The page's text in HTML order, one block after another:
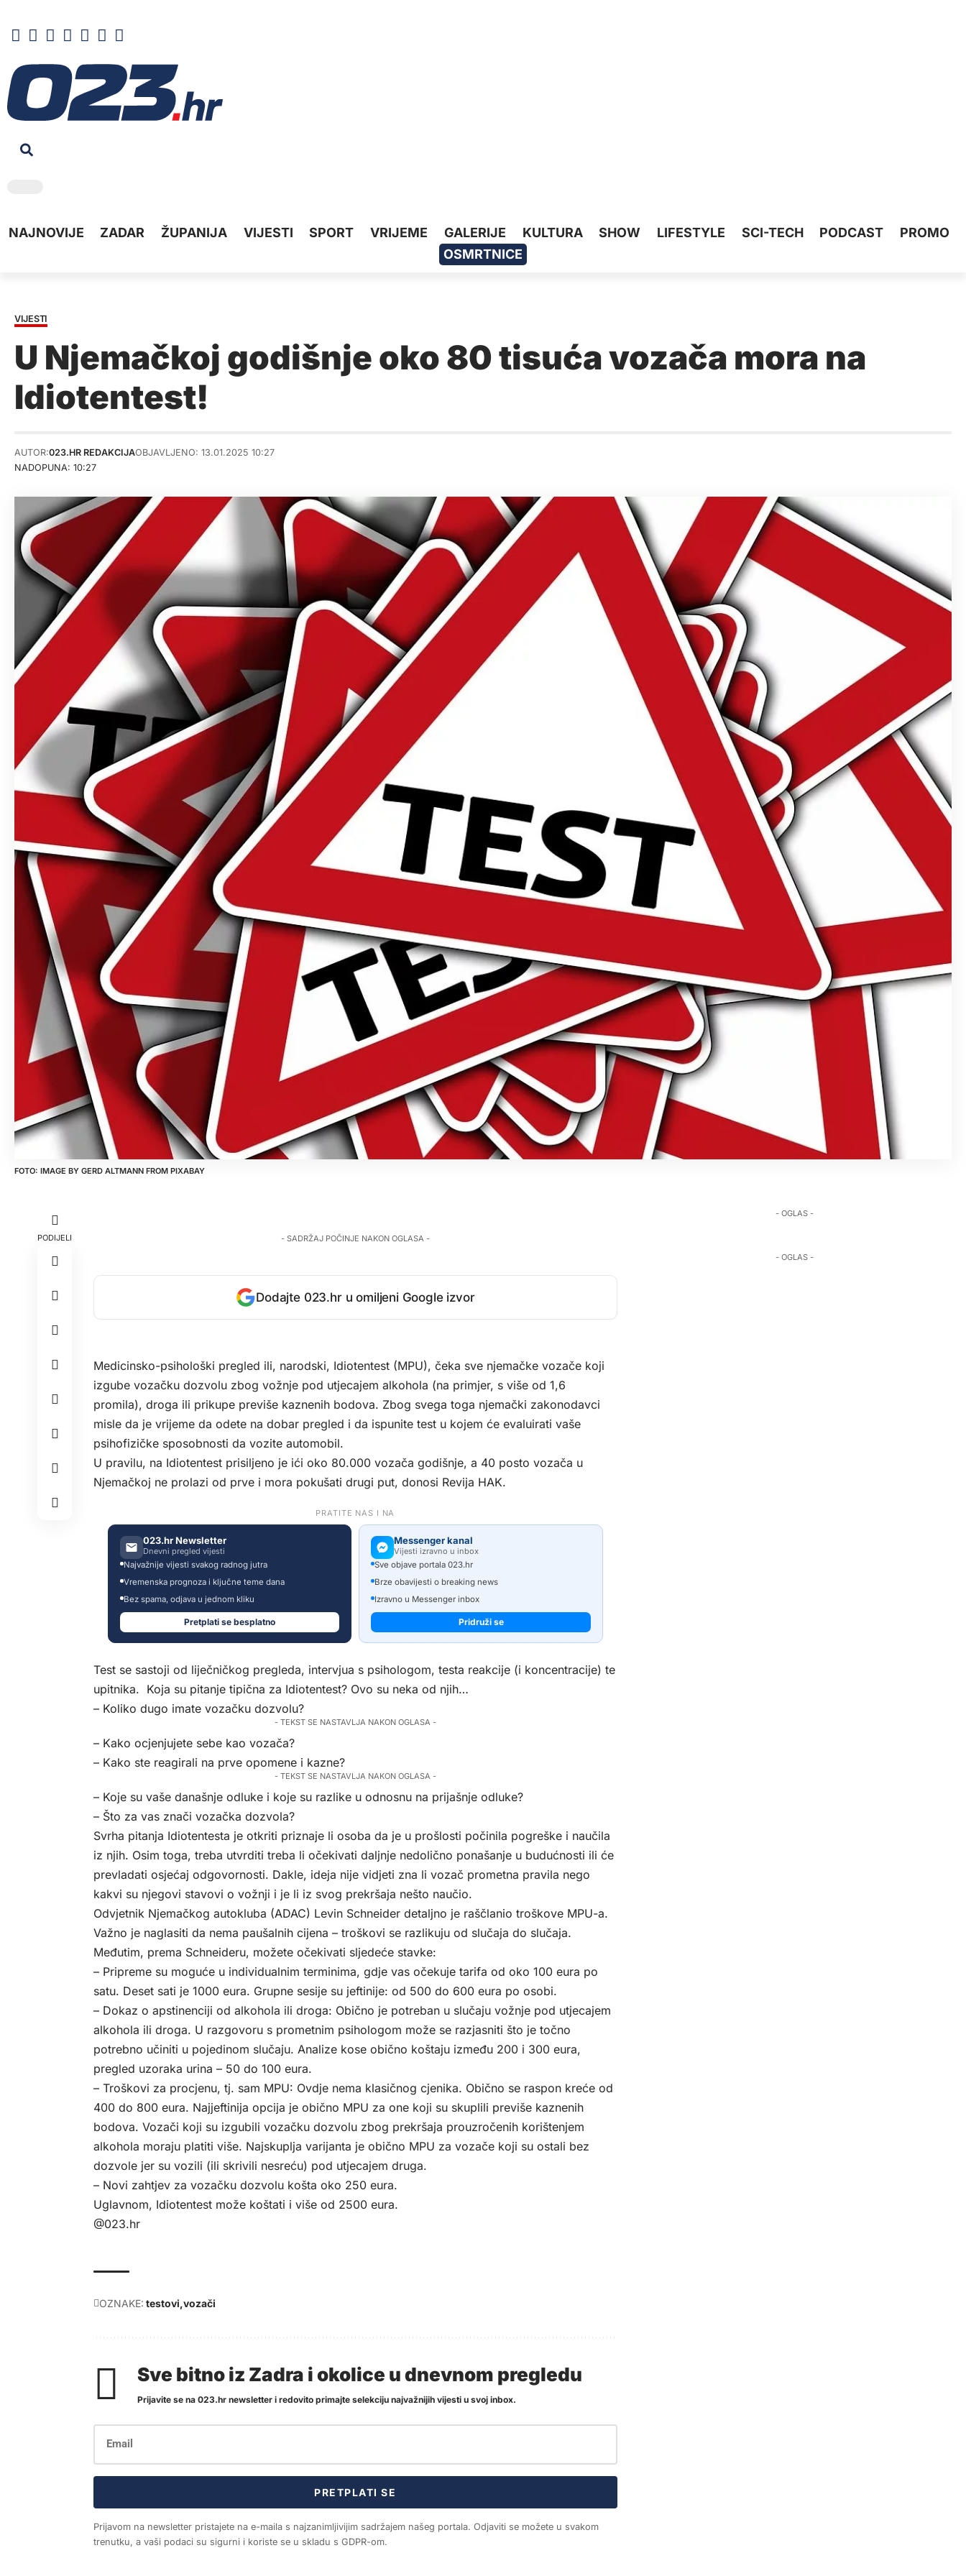
NAJNOVIJE ZADAR ŽUPANIJA VIJESTI SPORT VRIJEME GALERIJE KULTURA SHOW LIFESTYLE SCI-TECH PODCAST
PROMO
OSMRTNICE
VIJESTI
U Njemačkoj godišnje oko 80 tisuća vozača mora na
Idiotentest!
NADOPUNA: 10:27
AUTOR:023.HR REDAKCIJAOBJAVLJENO: 13.01.2025 10:27
IMAGE BY GERD ALTMANN FROM PIXABAY
PODIJELI - SADRŽAJ POČINJE NAKON OGLASA -
Dodajte 023.hr u omiljeni Google izvor
Medicinsko-psihološki pregled ili, narodski, Idiotentest (MPU), čeka sve njemačke vozače koji
izgube vozačku dozvolu zbog vožnje pod utjecajem alkohola (na primjer, s više od 1,6
promila), droga ili prikupe previše kaznenih bodova. Zbog svega toga njemački zakonodavci
misle da je vrijeme da odete na dobar pregled i da ispunite test u kojem će evaluirati vaše
psihofizičke sposobnosti da vozite automobil.
U pravilu, na Idiotentest prisiljeno je ići oko 80.000 vozača godišnje, a 40 posto vozača u
Njemačkoj ne prolazi od prve i mora pokušati drugi put, donosi Revija HAK.
PRATITE NAS I NA
023.hr Newsletter
Dnevni pregled vijesti
Najvažnije vijesti svakog radnog jutra
Vremenska prognoza i ključne teme dana
Bez spama, odjava u jednom kliku
Pretplati se besplatno
Messenger kanal
Vijesti izravno u inbox
Sve objave portala 023.hr
Brze obavijesti o breaking news
Izravno u Messenger inbox
Pridruži se
Test se sastoji od liječničkog pregleda, intervjua s psihologom, testa reakcije (i koncentracije) te
upitnika. Koja su pitanje tipična za Idiotentest? Ovo su neka od njih…
– Koliko dugo imate vozačku dozvolu?
- TEKST SE NASTAVLJA NAKON OGLASA -
– Kako ocjenjujete sebe kao vozača?
– Kako ste reagirali na prve opomene i kazne?
- TEKST SE NASTAVLJA NAKON OGLASA -
– Koje su vaše današnje odluke i koje su razlike u odnosnu na prijašnje odluke?
– Što za vas znači vozačka dozvola?
Svrha pitanja Idiotentesta je otkriti priznaje li osoba da je u prošlosti počinila pogreške i naučila
iz njih. Osim toga, treba utvrditi treba li očekivati ​​daljnje nedolično ponašanje u budućnosti ili će
prevladati osjećaj odgovornosti. Dakle, ideja nije vidjeti zna li vozač prometna pravila nego
kakvi su njegovi stavovi o vožnji i je li iz svog prekršaja nešto naučio.
Odvjetnik Njemačkog autokluba (ADAC) Levin Schneider detaljno je raščlanio troškove MPU-a.
Važno je naglasiti da nema paušalnih cijena – troškovi se razlikuju od slučaja do slučaja.
Međutim, prema Schneideru, možete očekivati sljedeće stavke:
– Pripreme su moguće u individualnim terminima, gdje vas očekuje tarifa od oko 100 eura po
satu. Deset sati je 1000 eura. Grupne sesije su jeftinije: od 500 do 600 eura po osobi.
– Dokaz o apstinenciji od alkohola ili droga: Obično je potreban u slučaju vožnje pod utjecajem
alkohola ili droga. U razgovoru s prometnim psihologom može se razjasniti što je točno
potrebno učiniti u pojedinom slučaju. Analize kose obično koštaju između 200 i 300 eura,
pregled uzoraka urina – 50 do 100 eura.
– Troškovi za procjenu, tj. sam MPU: Ovdje nema klasičnog cjenika. Obično se raspon kreće od
400 do 800 eura. Najjeftinija opcija je obično MPU za one koji su skuplili previše kaznenih
bodova. Vozači koji su izgubili vozačku dozvolu zbog prekršaja prouzročenih korištenjem
alkohola moraju platiti više. Najskuplja varijanta je obično MPU za vozače koji su ostali bez
dozvole jer su vozili (ili skrivili nesreću) pod utjecajem druga.
– Novi zahtjev za vozačku dozvolu košta oko 250 eura.
Uglavnom, Idiotentest može koštati i više od 2500 eura.
@023.hr
OZNAKE: testovi vozači
Sve bitno iz Zadra i okolice u dnevnom pregledu
Prijavite se na 023.hr newsletter i redovito primajte selekciju najvažnijih vijesti u svoj inbox.
PRETPLATI SE
Prijavom na newsletter pristajete na e-maila s najzanimljivijim sadržajem našeg portala. Odjaviti se možete u svakom
trenutku, a vaši podaci su sigurni i koriste se u skladu s GDPR-om.
- OGLAS -
- OGLAS -